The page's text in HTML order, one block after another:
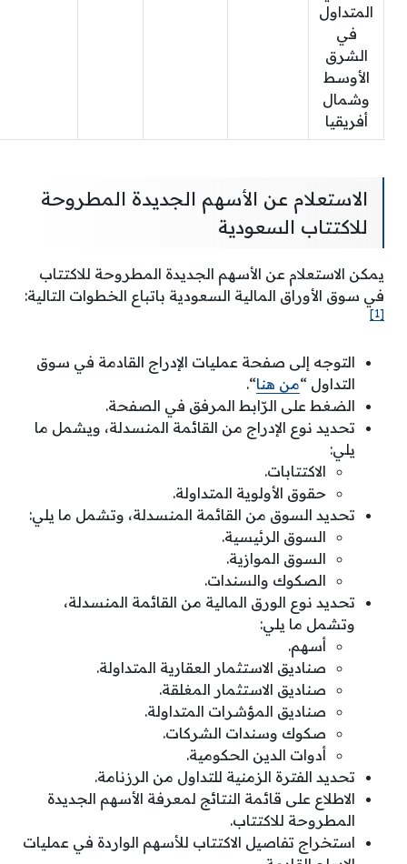
المتداول
في
الشرق
الأوسط
وشمال
أفريقيا
الاستعلام عن الأسهم الجديدة المطروحة
للاكتتاب السعودية
يمكن الاستعلام عن الأسهم الجديدة المطروحة للاكتتاب
في سوق الأوراق المالية السعودية باتباع الخطوات التالية:
[1]
التوجه إلى صفحة عمليات الإدراج القادمة في سوق
التداول “من هنا“.
الضغط على الرّابط المرفق في الصفحة.
تحديد نوع الإدراج من القائمة المنسدلة، ويشمل ما
يلي:
الاكتتابات.
حقوق الأولوية المتداولة.
تحديد السوق من القائمة المنسدلة، وتشمل ما يلي:
السوق الرئيسية.
السوق الموازية.
الصكوك والسندات.
تحديد نوع الورق المالية من القائمة المنسدلة،
وتشمل ما يلي:
أسهم.
صناديق الاستثمار العقارية المتداولة.
صناديق الاستثمار المغلقة.
صناديق المؤشرات المتداولة.
صكوك وسندات الشركات.
أدوات الدين الحكومية.
تحديد الفترة الزمنية للتداول من الرزنامة.
الاطلاع على قائمة النتائج لمعرفة الأسهم الجديدة
المطروحة للاكتتاب.
استخراج تفاصيل الاكتتاب للأسهم الواردة في عمليات